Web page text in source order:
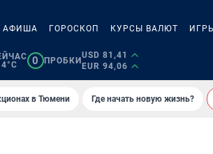
АФИША ГОРОСКОП КУРСЫ ВАЛЮТ ИГРЫ
0 ПРОБКИ
USD 81,41
EUR 94,06
в Тюмени Где начать новую жизнь?